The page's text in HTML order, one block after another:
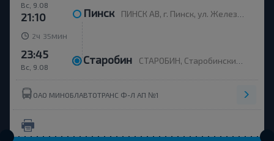
Вс, 9.08
21:10 Пинск ПИНСК АВ, г. Пинск, ул. Железнодорожная, 15, Беларусь
2ч 35 мин
Вс, 9.08
23:45 Старобин СТАРОБИН, Старобинский п/с СТАРОБИН Солигорский р-н МИНСКАЯ ОБЛ. Беларусь
ОАО МИНОБЛАВТОТРАНС Ф-Л АП №1